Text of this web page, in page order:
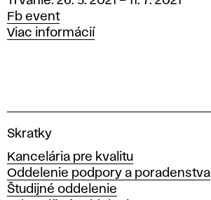
Fb event
Viac informácií
V
s
o
k
Skratky
Kancelária pre kvalitu
Oddelenie podpory a poradenstva
Študijné oddelenie